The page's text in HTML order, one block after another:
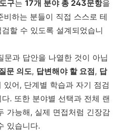
구는 17개 분야 총 243문항을
비하는 분들이 직접 스스로 테
할 수 있도록 설계되었습니
문과 답안을 나열한 것이 아닙
문 의도, 답변해야 할 요점, 답
있어, 단계별 학습과 자기 점검
. 또한 분야별 선택과 전체 랜
가능해, 실제 면접처럼 긴장감
있습니다.